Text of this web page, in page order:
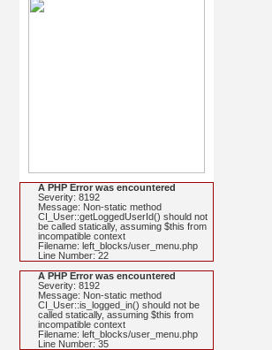
A PHP Error was encountered
Severity: 8192
Message: Non-static method
CI_User::getLoggedUserId() should not
be called statically, assuming $this from
incompatible context
Filename: left_blocks/user_menu.php
Line Number: 22
A PHP Error was encountered
Severity: 8192
Message: Non-static method
CI_User::is_logged_in() should not be
called statically, assuming $this from
incompatible context
Filename: left_blocks/user_menu.php
Line Number: 35